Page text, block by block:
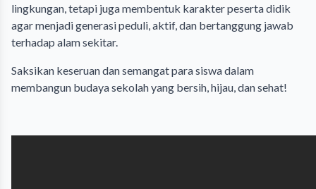
lingkungan, tetapi juga membentuk karakter peserta didik
agar menjadi generasi peduli, aktif, dan bertanggung jawab
terhadap alam sekitar.
Saksikan keseruan dan semangat para siswa dalam
membangun budaya sekolah yang bersih, hijau, dan sehat!